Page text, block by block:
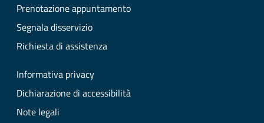
Prenotazione appuntamento
Segnala disservizio
Richiesta di assistenza
Informativa privacy
Dichiarazione di accessibilità
Note legali